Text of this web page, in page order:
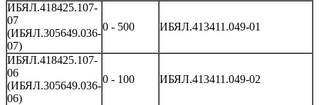
ИБЯЛ.418425.107-
07
(ИБЯЛ.305649.036-
07)
0 - 500 ИБЯЛ.413411.049-01
ИБЯЛ.418425.107-
06
(ИБЯЛ.305649.036-
06)
0 - 100 ИБЯЛ.413411.049-02